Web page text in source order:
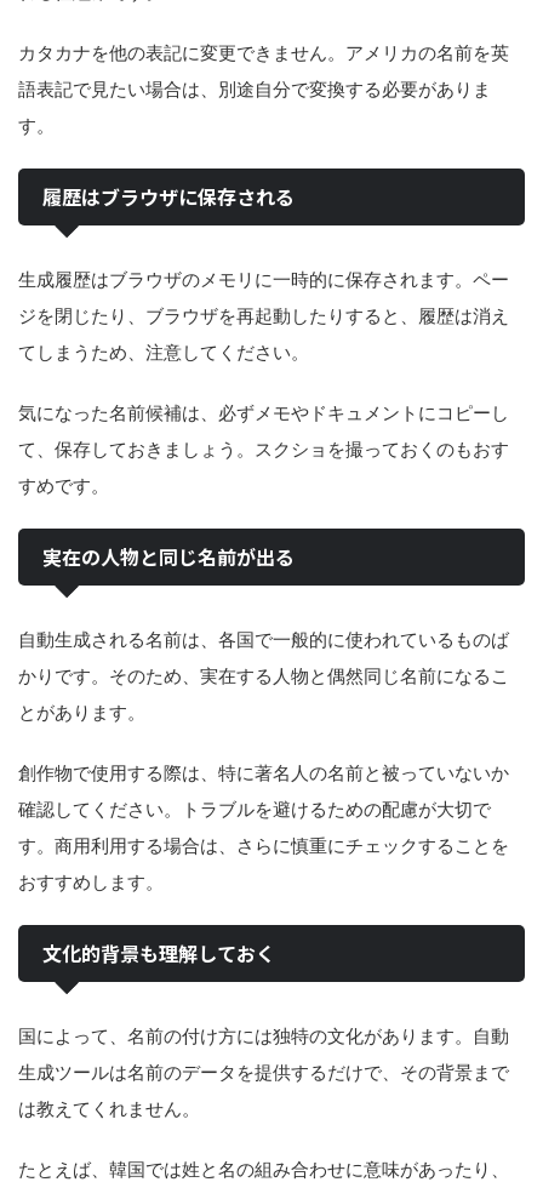
カタカナを他の表記に変更できません。アメリカの名前を英
語表記で見たい場合は、別途自分で変換する必要がありま
す。
履歴はブラウザに保存される
生成履歴はブラウザのメモリに一時的に保存されます。ペー
ジを閉じたり、ブラウザを再起動したりすると、履歴は消え
てしまうため、注意してください。
気になった名前候補は、必ずメモやドキュメントにコピーし
て、保存しておきましょう。スクショを撮っておくのもおす
すめです。
実在の人物と同じ名前が出る
自動生成される名前は、各国で一般的に使われているものば
かりです。そのため、実在する人物と偶然同じ名前になるこ
とがあります。
創作物で使用する際は、特に著名人の名前と被っていないか
確認してください。トラブルを避けるための配慮が大切で
す。商用利用する場合は、さらに慎重にチェックすることを
おすすめします。
文化的背景も理解しておく
国によって、名前の付け方には独特の文化があります。自動
生成ツールは名前のデータを提供するだけで、その背景まで
は教えてくれません。
たとえば、韓国では姓と名の組み合わせに意味があったり、